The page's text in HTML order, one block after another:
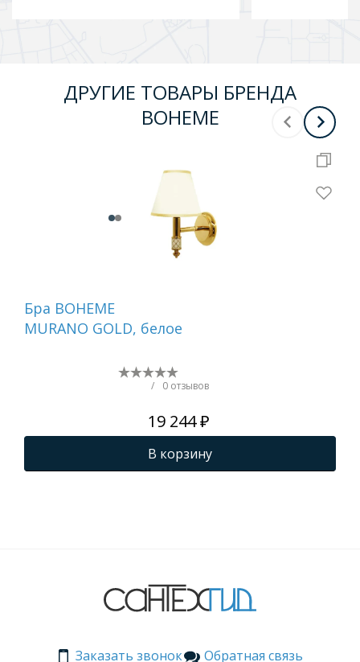
ДРУГИЕ ТОВАРЫ БРЕНДА
BOHEME
Бра BOHEME
MURANO GOLD, белое
/ 0 отзывов
19 244 ₽
В корзину
Заказать звонок Обратная связь